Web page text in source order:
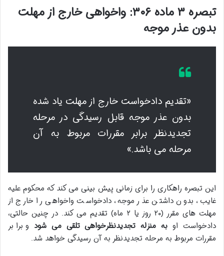
تبصره ۳ ماده ۳۰۶: واخواهی خارج از مهلت
بدون عذر موجه
«تقدیم دادخواست خارج از مهلت یاد شده
بدون عذر موجه قابل رسیدگی در مرحله
تجدیدنظر برابر مقررات مربوط به آن
مرحله می باشد.»
این تبصره راهکاری را برای زمانی پیش بینی می کند که محکوم علیه
غایب، بدون داشتن عذر موجه، دادخواست واخواهی را خارج از
مهلت های مقرر (۲۰ روز یا ۲ ماه) تقدیم می کند. در چنین حالتی،
دادخواست او به منزله تجدیدنظرخواهی تلقی می شود و برابر
مقررات مربوط به مرحله تجدیدنظر به آن رسیدگی خواهد شد.